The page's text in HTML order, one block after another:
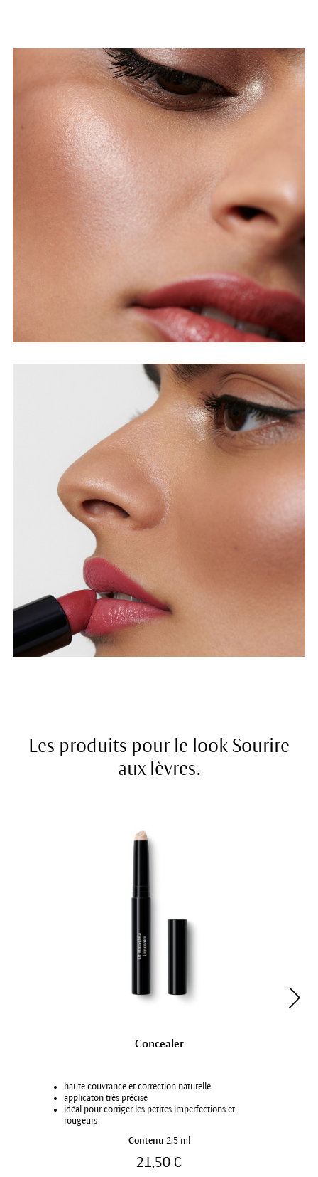
Les produits pour le look Sourire
aux lèvres.
Concealer
haute couvrance et correction naturelle
applicaton très précise
idéal pour corriger les petites imperfections et
rougeurs
Contenu 2,5 ml
21,50 €